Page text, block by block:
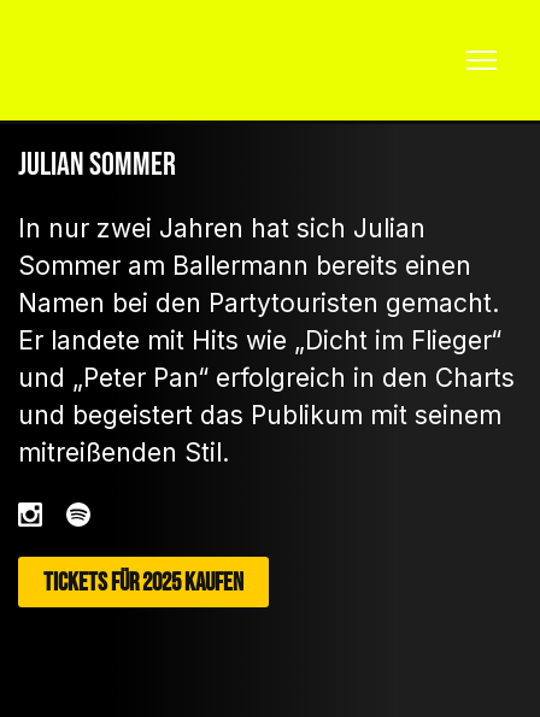
Julian Sommer
In nur zwei Jahren hat sich Julian
Sommer am Ballermann bereits einen
Namen bei den Partytouristen gemacht.
Er landete mit Hits wie „Dicht im Flieger“
und „Peter Pan“ erfolgreich in den Charts
und begeistert das Publikum mit seinem
mitreißenden Stil.
TICKETS FÜR 2025 KAUFEN